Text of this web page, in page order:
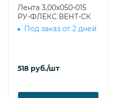
Лента 3,00х050-015
РУ-ФЛЕКС ВЕНТ-СК
Под заказ от 2 дней
518 руб./шт